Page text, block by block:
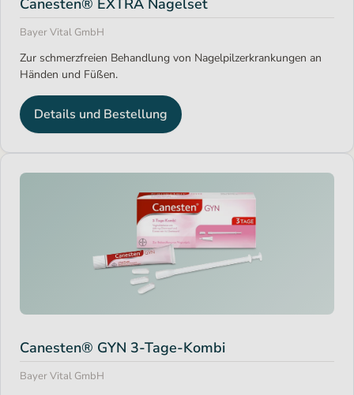
Canesten® EXTRA Nagelset
Bayer Vital GmbH
Zur schmerzfreien Behandlung von Nagelpilzerkrankungen an
Händen und Füßen.
Details und Bestellung
Canesten® GYN 3-Tage-Kombi
Bayer Vital GmbH